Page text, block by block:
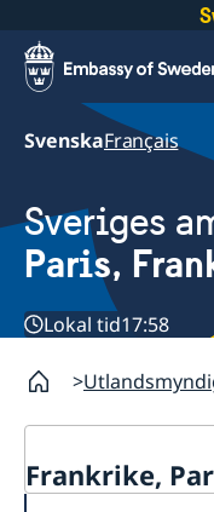
SvenskaFrançais
Sveriges
Paris,
Lokal tid17:58
Frankrike,